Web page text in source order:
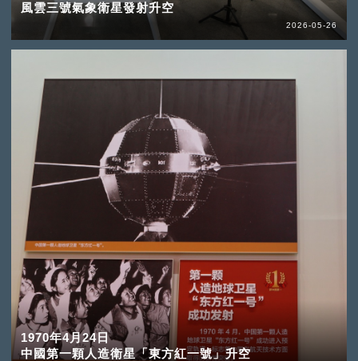
風雲三號氣象衛星發射升空
2026-05-26
1970年4月24日
中國第一顆人造衛星「東方紅一號」升空